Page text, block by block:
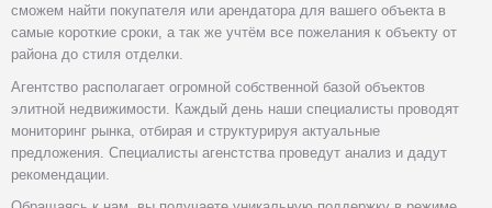
сможем найти покупателя или арендатора для вашего объекта в
самые короткие сроки, а так же учтём все пожелания к объекту от
района до стиля отделки.
Агентство располагает огромной собственной базой объектов
элитной недвижимости. Каждый день наши специалисты проводят
мониторинг рынка, отбирая и структурируя актуальные
предложения. Специалисты агенстства проведут анализ и дадут
рекомендации.